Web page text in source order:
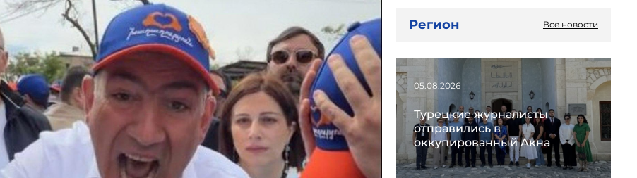
Регион Все новости
05.08.2026
Турецкие журналисты
отправились в
оккупированный Акна